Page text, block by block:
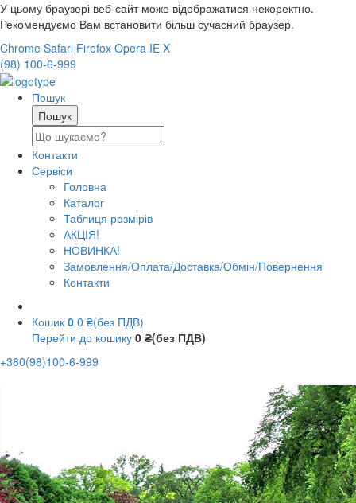
У цьому браузері веб-сайт може відображатися некоректно.
Рекомендуємо Вам встановити більш сучасний браузер.
Chrome Safari Firefox Opera IE X
(98) 100-6-999
Пошук
Контакти
Сервіси
Головна
Каталог
Таблиця розмірів
АКЦІЯ!
НОВИНКА!
Замовлення/Оплата/Доставка/Обмін/Повернення
Контакти
Кошик 0 0 ₴(без ПДВ)
Перейти до кошику 0 ₴(без ПДВ)
+380(98)100-6-999